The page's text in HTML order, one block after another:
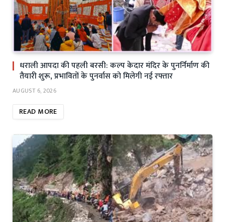
धराली आपदा की पहली बरसी: कल्प केदार मंदिर के पुनर्निर्माण की
तैयारी शुरू, प्रभावितों के पुनर्वास को मिलेगी नई रफ्तार
AUGUST 6, 2026
READ MORE